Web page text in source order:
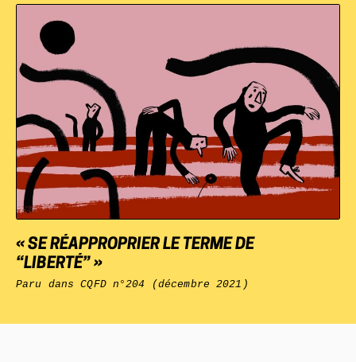
« SE RÉAPPROPRIER LE TERME DE
“LIBERTÉ” »
Paru dansCQFDn°204 (décembre 2021)